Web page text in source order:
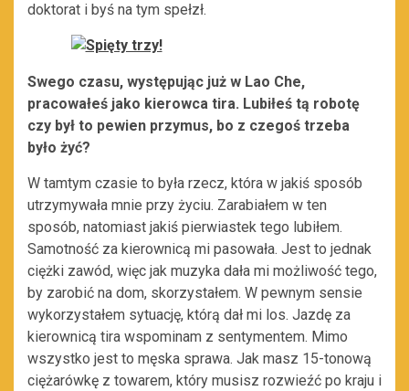
doktorat i byś na tym spełzł.
Swego czasu, występując już w Lao Che,
pracowałeś jako kierowca tira. Lubiłeś tą robotę
czy był to pewien przymus, bo z czegoś trzeba
było żyć?
W tamtym czasie to była rzecz, która w jakiś sposób
utrzymywała mnie przy życiu. Zarabiałem w ten
sposób, natomiast jakiś pierwiastek tego lubiłem.
Samotność za kierownicą mi pasowała. Jest to jednak
ciężki zawód, więc jak muzyka dała mi możliwość tego,
by zarobić na dom, skorzystałem. W pewnym sensie
wykorzystałem sytuację, którą dał mi los. Jazdę za
kierownicą tira wspominam z sentymentem. Mimo
wszystko jest to męska sprawa. Jak masz 15-tonową
ciężarówkę z towarem, który musisz rozwieźć po kraju i